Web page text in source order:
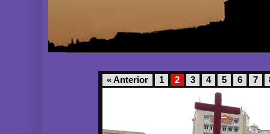
« Anterior 1 2 3 4 5 6 7